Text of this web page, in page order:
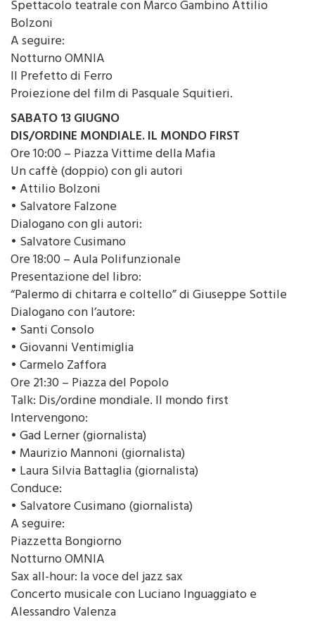
Spettacolo teatrale con Marco Gambino Attilio
Bolzoni
A seguire:
Notturno OMNIA
Il Prefetto di Ferro
Proiezione del film di Pasquale Squitieri.
SABATO 13 GIUGNO
DIS/ORDINE MONDIALE. IL MONDO FIRST
Ore 10:00 – Piazza Vittime della Mafia
Un caffè (doppio) con gli autori
• Attilio Bolzoni
• Salvatore Falzone
Dialogano con gli autori:
• Salvatore Cusimano
Ore 18:00 – Aula Polifunzionale
Presentazione del libro:
“Palermo di chitarra e coltello” di Giuseppe Sottile
Dialogano con l’autore:
• Santi Consolo
• Giovanni Ventimiglia
• Carmelo Zaffora
Ore 21:30 – Piazza del Popolo
Talk: Dis/ordine mondiale. Il mondo first
Intervengono:
• Gad Lerner (giornalista)
• Maurizio Mannoni (giornalista)
• Laura Silvia Battaglia (giornalista)
Conduce:
• Salvatore Cusimano (giornalista)
A seguire:
Piazzetta Bongiorno
Notturno OMNIA
Sax all-hour: la voce del jazz sax
Concerto musicale con Luciano Inguaggiato e
Alessandro Valenza